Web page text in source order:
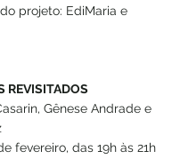
projeto: EdiMaria e
REVISITADOS
Gênese Andrade e
fevereiro, das 19h às 21h